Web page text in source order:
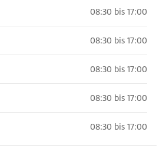
08:30 bis 17:00
08:30 bis 17:00
08:30 bis 17:00
08:30 bis 17:00
08:30 bis 17:00